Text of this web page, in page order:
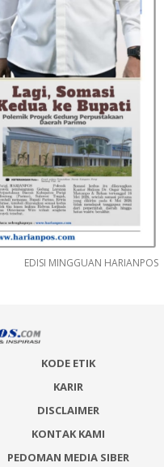
EDISI MINGGUAN HARIANPOS
KODE ETIK
KARIR
DISCLAIMER
KONTAK KAMI
PEDOMAN MEDIA SIBER